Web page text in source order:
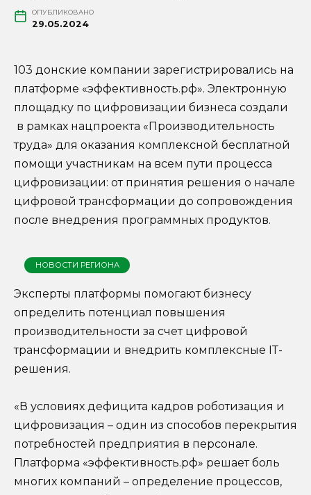
ОПУБЛИКОВАНО
29.05.2024
103 донские компании зарегистрировались на
платформе «эффективность.рф». Электронную
площадку по цифровизации бизнеса создали
в рамках нацпроекта «Производительность
труда» для оказания комплексной бесплатной
помощи участникам на всем пути процесса
цифровизации: от принятия решения о начале
цифровой трансформации до сопровождения
после внедрения программных продуктов.
НОВОСТИ РЕГИОНА
Эксперты платформы помогают бизнесу
определить потенциал повышения
производительности за счет цифровой
трансформации и внедрить комплексные IТ-
решения.
«В условиях дефицита кадров роботизация и
цифровизация – один из способов перекрытия
потребностей предприятия в персонале.
Платформа «эффективность.рф» решает боль
многих компаний – определение процессов,